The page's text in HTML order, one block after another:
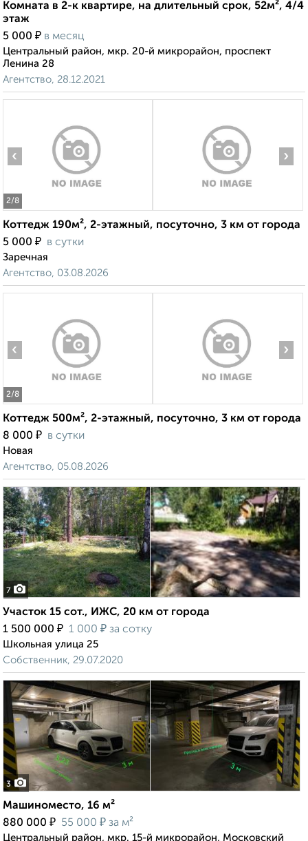
Комната в 2-к квартире, на длительный срок, 52м², 4/4
этаж
5 000 ₽ в месяц
Центральный район, мкр. 20-й микрорайон, проспект
Ленина 28
Агентство, 28.12.2021
2/8
‹ ›
Коттедж 190м², 2-этажный, посуточно, 3 км от города
5 000 ₽ в сутки
Заречная
Агентство, 03.08.2026
2/8
‹ ›
Коттедж 500м², 2-этажный, посуточно, 3 км от города
8 000 ₽ в сутки
Новая
Агентство, 05.08.2026
7
Участок 15 сот., ИЖС, 20 км от города
1 500 000 ₽ 1 000 ₽ за сотку
Школьная улица 25
Собственник, 29.07.2020
3
Машиноместо, 16 м²
880 000 ₽ 55 000 ₽ за м²
Центральный район, мкр. 15-й микрорайон, Московский